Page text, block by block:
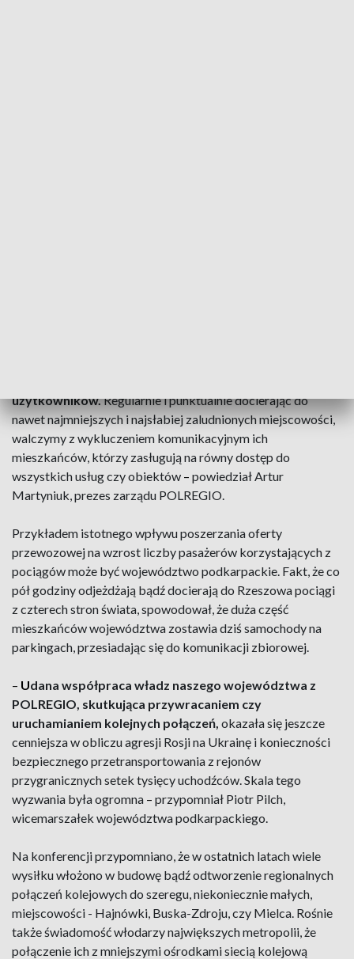
użytkowników.Regularnie i punktualnie docierając do
nawet najmniejszych i najsłabiej zaludnionych miejscowości,
walczymy z wykluczeniem komunikacyjnym ich
mieszkańców, którzy zasługują na równy dostęp do
wszystkich usług czy obiektów – powiedział Artur
Martyniuk, prezes zarządu POLREGIO.
Przykładem istotnego wpływu poszerzania oferty
przewozowej na wzrost liczby pasażerów korzystających z
pociągów może być województwo podkarpackie. Fakt, że co
pół godziny odjeżdżają bądź docierają do Rzeszowa pociągi
z czterech stron świata, spowodował, że duża część
mieszkańców województwa zostawia dziś samochody na
parkingach, przesiadając się do komunikacji zbiorowej.
– Udana współpraca władz naszego województwa z
POLREGIO, skutkująca przywracaniem czy
uruchamianiem kolejnych połączeń, okazała się jeszcze
cenniejsza w obliczu agresji Rosji na Ukrainę i konieczności
bezpiecznego przetransportowania z rejonów
przygranicznych setek tysięcy uchodźców. Skala tego
wyzwania była ogromna – przypomniał Piotr Pilch,
wicemarszałek województwa podkarpackiego.
Na konferencji przypomniano, że w ostatnich latach wiele
wysiłku włożono w budowę bądź odtworzenie regionalnych
połączeń kolejowych do szeregu, niekoniecznie małych,
miejscowości - Hajnówki, Buska-Zdroju, czy Mielca. Rośnie
także świadomość włodarzy największych metropolii, że
połączenie ich z mniejszymi ośrodkami siecią kolejową